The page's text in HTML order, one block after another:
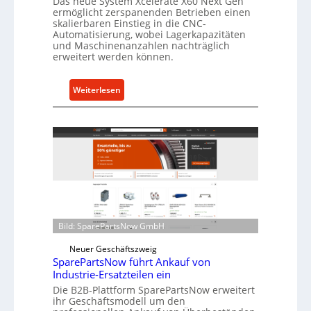
s
t
s
c
t
f
ü
d
i
r
e
k
t
e
A
ermöglicht zerspanenden Betrieben einen
skalierbaren Einstieg in die CNC-
Automatisierung, wobei Lagerkapazitäten
und Maschinenanzahlen nachträglich
erweitert werden können.
Weiterlesen
C
l
l
e
n
t
w
i
c
k
e
l
Bild: SparePartsNow GmbH
Neuer Geschäftszweig
SparePartsNow führt Ankauf von
Industrie-Ersatzteilen ein
Die B2B-Plattform SparePartsNow erweitert
ihr Geschäftsmodell um den